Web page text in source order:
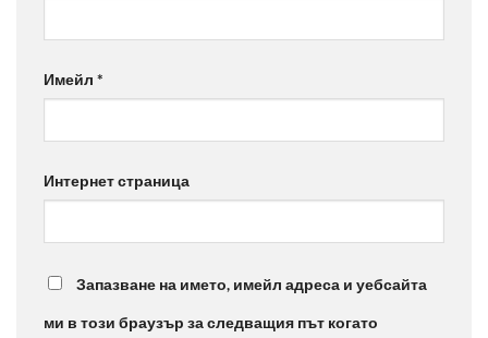
Имейл *
Интернет страница
Запазване на името, имейл адреса и уебсайта
ми в този браузър за следващия път когато